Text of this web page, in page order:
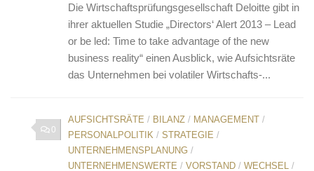
Die Wirtschaftsprüfungsgesellschaft Deloitte gibt in
ihrer aktuellen Studie „Directors‘ Alert 2013 – Lead
or be led: Time to take advantage of the new
business reality“ einen Ausblick, wie Aufsichtsräte
das Unternehmen bei volatiler Wirtschafts-...
0
AUFSICHTSRÄTE / BILANZ / MANAGEMENT /
PERSONALPOLITIK / STRATEGIE /
UNTERNEHMENSPLANUNG /
UNTERNEHMENSWERTE / VORSTAND / WECHSEL
/